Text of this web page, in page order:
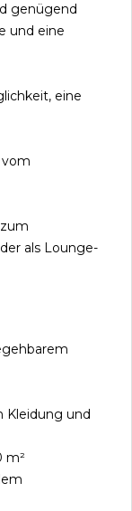
genügend
und eine
eine
als Lounge-
Kleidung und
m²